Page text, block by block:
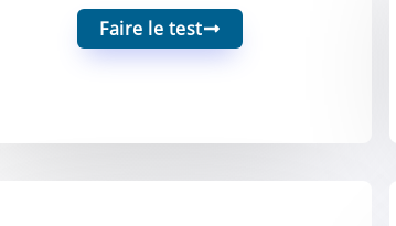
Faire le test